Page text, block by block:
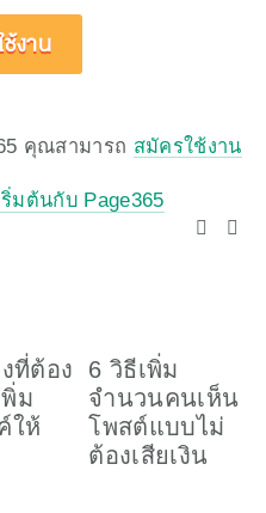
งาน
คุณสามารถ สมัครใช้งาน
ริ่มต้นกับ Page365
ที่ต้อง
พิ่ม
ให้
6 วิธีเพิ่ม
จำนวนคนเห็น
โพสต์แบบไม่
ต้องเสียเงิน